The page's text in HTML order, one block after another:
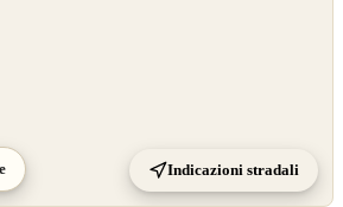
Indicazioni stradali